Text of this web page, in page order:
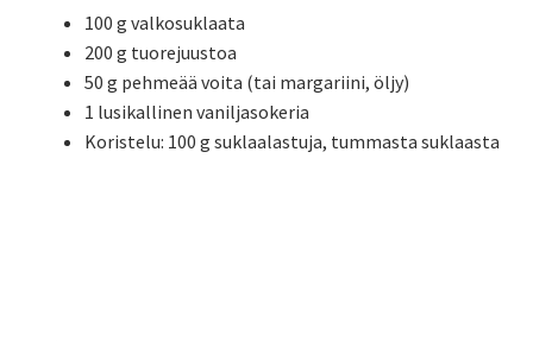
100 g valkosuklaata
200 g tuorejuustoa
50 g pehmeää voita (tai margariini, öljy)
1 lusikallinen vaniljasokeria
Koristelu: 100 g suklaalastuja, tummasta suklaasta